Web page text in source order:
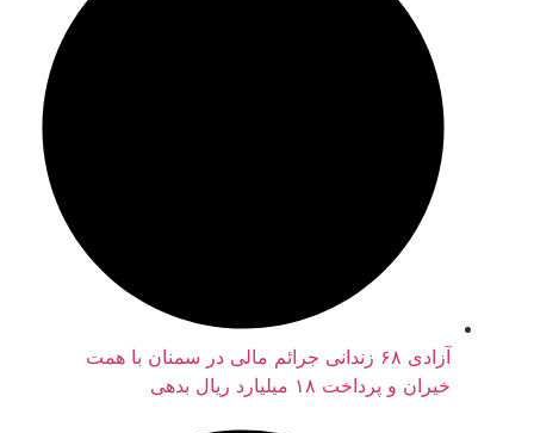
آزادی ۶۸ زندانی جرائم مالی در سمنان با همت
خیران و پرداخت ۱۸ میلیارد ریال بدهی